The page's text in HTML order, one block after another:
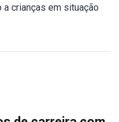
a crianças em situação